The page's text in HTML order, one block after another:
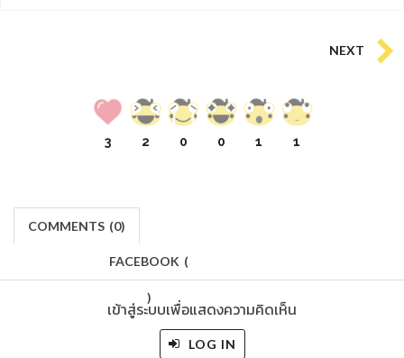
NEXT
3 2 0 0 1 1
COMMENTS (0)
FACEBOOK (
)
เข้าสู่ระบบเพื่อแสดงความคิดเห็น
LOG IN